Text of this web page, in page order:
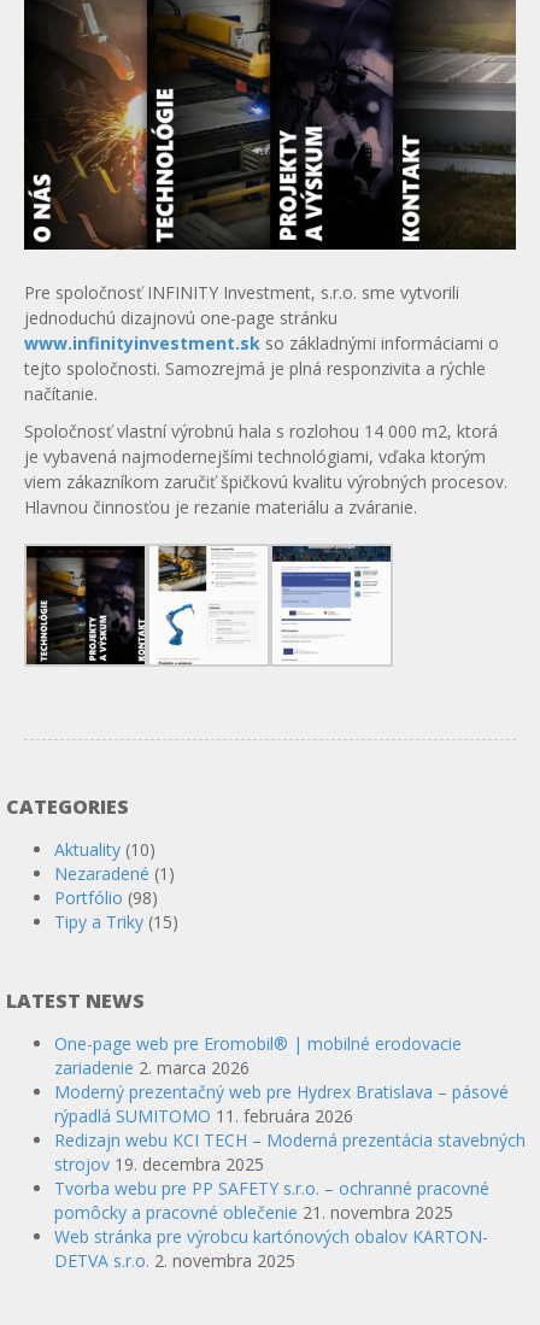
Pre spoločnosť INFINITY Investment, s.r.o. sme vytvorili
jednoduchú dizajnovú one-page stránku
www.infinityinvestment.sk so základnými informáciami o
tejto spoločnosti. Samozrejmá je plná responzivita a rýchle
načítanie.
Spoločnosť vlastní výrobnú hala s rozlohou 14 000 m2, ktorá
je vybavená najmodernejšími technológiami, vďaka ktorým
viem zákazníkom zaručiť špičkovú kvalitu výrobných procesov.
Hlavnou činnosťou je rezanie materiálu a zváranie.
CATEGORIES
Aktuality (10)
Nezaradené (1)
Portfólio (98)
Tipy a Triky (15)
LATEST NEWS
One-page web pre Eromobil® | mobilné erodovacie
zariadenie 2. marca 2026
Moderný prezentačný web pre Hydrex Bratislava – pásové
rýpadlá SUMITOMO 11. februára 2026
Redizajn webu KCI TECH – Moderná prezentácia stavebných
strojov 19. decembra 2025
Tvorba webu pre PP SAFETY s.r.o. – ochranné pracovné
pomôcky a pracovné oblečenie 21. novembra 2025
Web stránka pre výrobcu kartónových obalov KARTON-
DETVA s.r.o. 2. novembra 2025